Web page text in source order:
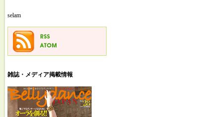
selam
雑誌・メディア掲載情報